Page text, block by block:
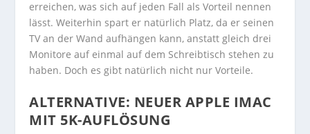
erreichen, was sich auf jeden Fall als Vorteil nennen
lässt. Weiterhin spart er natürlich Platz, da er seinen
TV an der Wand aufhängen kann, anstatt gleich drei
Monitore auf einmal auf dem Schreibtisch stehen zu
haben. Doch es gibt natürlich nicht nur Vorteile.
ALTERNATIVE: NEUER APPLE IMAC
MIT 5K-AUFLÖSUNG